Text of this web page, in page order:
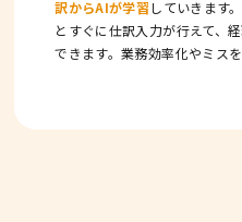
訳からAIが学習 していきます
とすぐに仕訳入力が行えて、
できます。業務効率化やミス